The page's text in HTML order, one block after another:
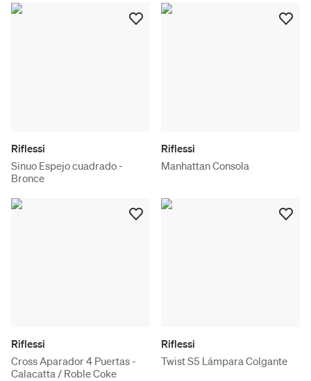
Riflessi
Sinuo Espejo cuadrado -
Bronce
Riflessi
Manhattan Consola
Riflessi
Cross Aparador 4 Puertas -
Calacatta / Roble Coke
Riflessi
Twist S5 Lámpara Colgante